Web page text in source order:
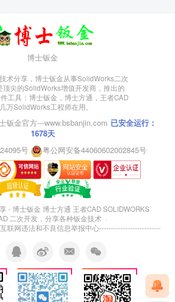
博士钣金
术分享，博士钣金从事SolidWorks二次
顶尖的SolidWorks增值开发商，推出的
工具：博士钣金，博士方通，王者CAD
万SolidWorks工程师在用。
钣金官方---www.bsbanjin.com 已安全运行：
1678天
号
粤公网安备44060602002845号
- 博士钣金 博士方通 王者CAD SOLIDWORKS
二次开发，分享各种钣金技术 ·
联网违法和不良信息举报中心--------------------------